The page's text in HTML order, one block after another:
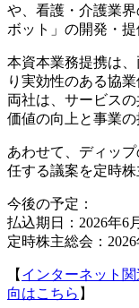
や、看護・介護業
ボット」の開発・提
本資本業務提携は
り実効性のある協
両社は、サービス
価値の向上と事業の
あわせて、ディッ
任する議案を定時株
今後の予定：
払込期日：2026年6
定時株主総会：2026
【 インターネット
向はこちら 】